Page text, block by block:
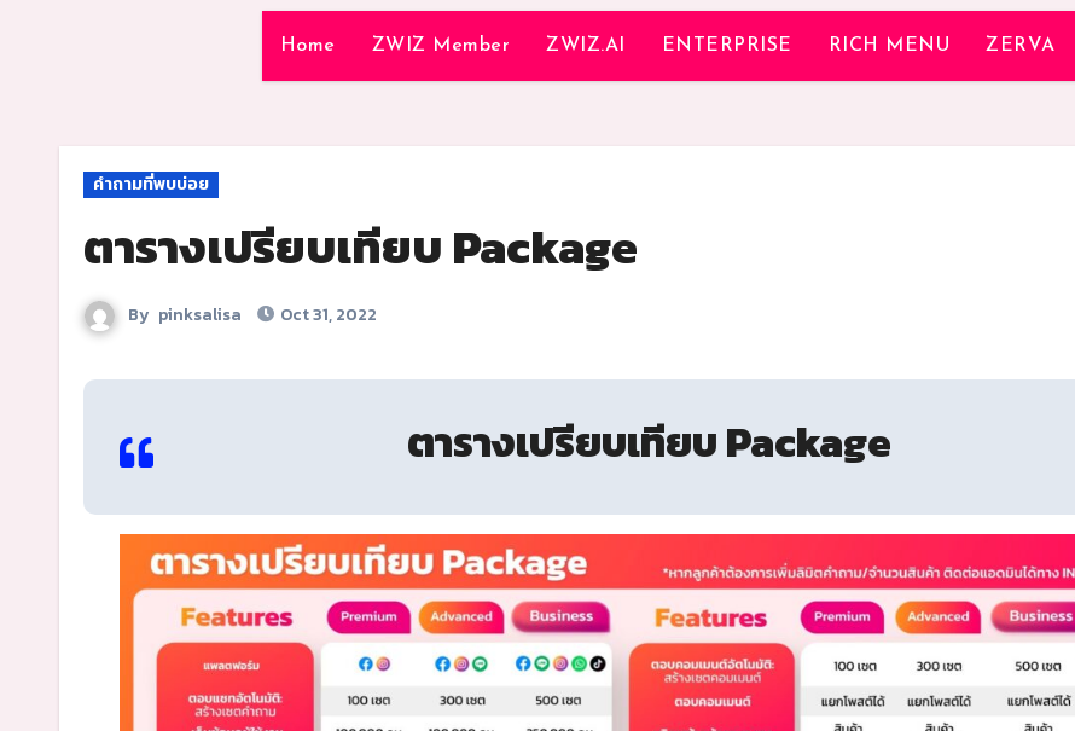
Home ZWIZ Member ZWIZ.AI ENTERPRISE RICH MENU ZERVA
คำถามที่พบบ่อย
ตารางเปรียบเทียบ Package
By pinksalisa Oct 31, 2022
ตารางเปรียบเทียบ Package